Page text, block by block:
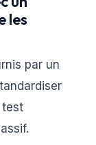
les
par un
test